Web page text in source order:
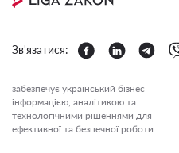
Зв'язатися:
забезпечує український бізнес
інформацією, аналітикою та
технологічними рішеннями для
ефективної та безпечної роботи.